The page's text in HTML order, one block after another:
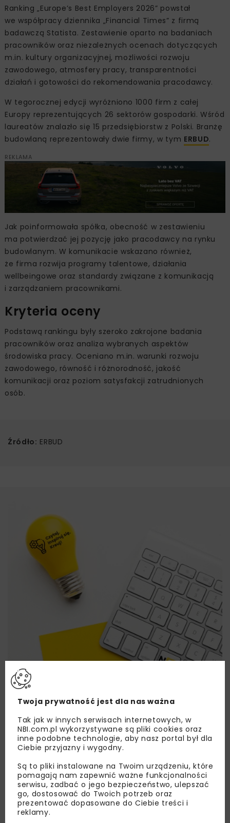
Ranking „Europe’s Best Employers 2026” powstał
we współpracy dziennika „Financial Times” z firmą
badawczą Statista. Zestawienie oparto na badaniach
pracowników oraz niezależnych ocenach dotyczących
m.in. kultury organizacyjnej, możliwości rozwoju
zawodowego, atmosfery pracy, transparentności
działań i gotowości do rekomendowania pracodawcy.
W tegorocznej edycji wyróżniono 1000 firm z całej
Europy reprezentujących 26 sektorów gospodarki. Wśród
laureatów znalazło się 15 przedsiębiorstw z Polski. Branżę
budowlaną reprezentowały dwie firmy, w tym ERBUD.
REKLAMA
Jak poinformowała spółka, obecność w zestawieniu
ma potwierdzać jej pozycję jako pracodawcy na rynku
budowlanym. W komunikacie wskazano również,
że firma rozwija programy talentowe, działania
wellbeingowe oraz standardy związane z komunikacją
i zarządzaniem pracownikami.
Kryteria oceny
Podstawą rankingu były szeroko zakrojone badania
pracowników oraz analiza wybranych aspektów
środowiska pracy. Oceniano m.in. warunki rozwoju
zawodowego, równość i różnorodność, jakość
komunikacji oraz poziom satysfakcji zatrudnionych
osób.
Źródło: ERBUD
Lubisz wiedzieć więcej?
Zapisz się do newslettera aby otrzymywać od
nas najlepsze informacje branżowe,
dedykowane akcje specjalne.
Twoja prywatność jest dla nas ważna
Tak jak w innych serwisach internetowych, w
NBI.com.pl wykorzystywane są pliki cookies oraz
inne podobne technologie, aby nasz portal był dla
Ciebie przyjazny i wygodny.
Są to pliki instalowane na Twoim urządzeniu, które
pomagają nam zapewnić ważne funkcjonalności
serwisu, zadbać o jego bezpieczeństwo, ulepszać
go, dostosować do Twoich potrzeb oraz
prezentować dopasowane do Ciebie treści i
reklamy.